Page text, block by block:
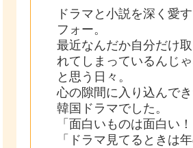
ドラマと小説を深く愛
フォー。
最近なんだか自分だけ
れてしまっているんじ
と思う日々。
心の隙間に入り込んで
韓国ドラマでした。
「面白いものは面白い！
「ドラマ見てるときは